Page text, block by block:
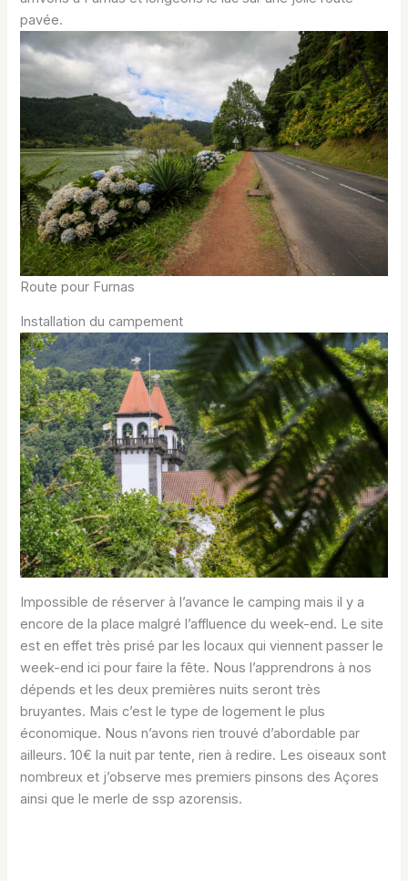
pavée.
Route pour Furnas
Installation du campement
Impossible de réserver à l’avance le camping mais il y a
encore de la place malgré l’affluence du week-end. Le site
est en effet très prisé par les locaux qui viennent passer le
week-end ici pour faire la fête. Nous l’apprendrons à nos
dépends et les deux premières nuits seront très
bruyantes. Mais c’est le type de logement le plus
économique. Nous n’avons rien trouvé d’abordable par
ailleurs. 10€ la nuit par tente, rien à redire. Les oiseaux sont
nombreux et j’observe mes premiers pinsons des Açores
ainsi que le merle de ssp azorensis.